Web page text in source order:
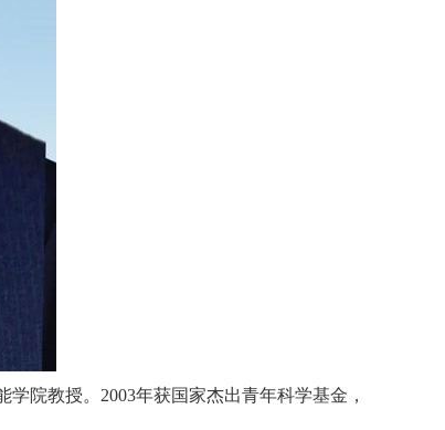
学院教授。 2003年获国家杰出青年科学基金，